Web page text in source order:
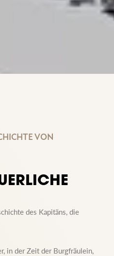
VON
des Kapitäns, die
in der Zeit der Burgfräulein,